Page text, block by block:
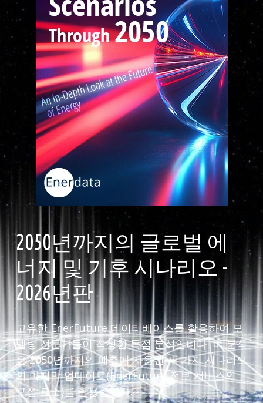
2050년까지의 글로벌 에
너지 및 기후 시나리오 -
2026년판
고유한 EnerFuture 데이터베이스를 활용하여 모
델링 전문가들이 작성한 독점 분석입니다. 이 분석
은 2050년까지의 예측에 사용된 세 가지 시나리오
의 마지막 업데이트(EnerFuture 정보 서비스의
구성 요소)를 활용합니다.